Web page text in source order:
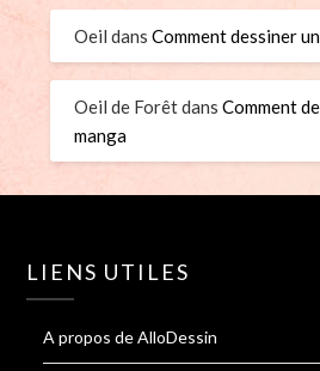
Oeil dansComment dessiner
Oeil de ForêtdansComment
manga
LIENS UTILES
A propos de AlloDessin